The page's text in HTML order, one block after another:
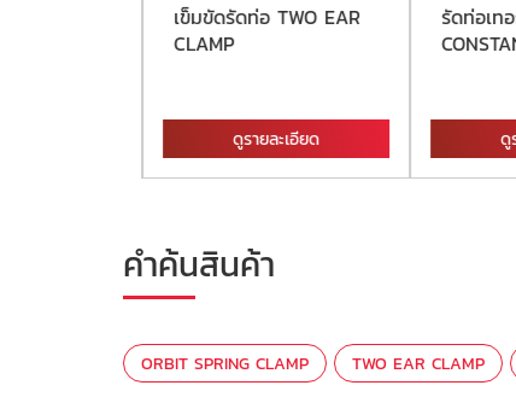
เข็มขัดรัดท่อ TWO EAR
CLAMP
ดูรายละเอียด
รัดท่อเท
ดู
คำค้นสินค้า
ORBIT SPRING CLAMP TWO EAR CLAMP